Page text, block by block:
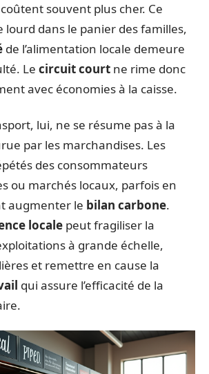
souvent plus cher. Ce
lourd dans le panier des familles,
de l’alimentation locale demeure
Le circuit court ne rime donc
avec économies à la caisse.
lui, ne se résume pas à la
par les marchandises. Les
des consommateurs
ou marchés locaux, parfois en
augmenter le bilan carbone.
locale peut fragiliser la
à grande échelle,
et remettre en cause la
qui assure l’efficacité de la